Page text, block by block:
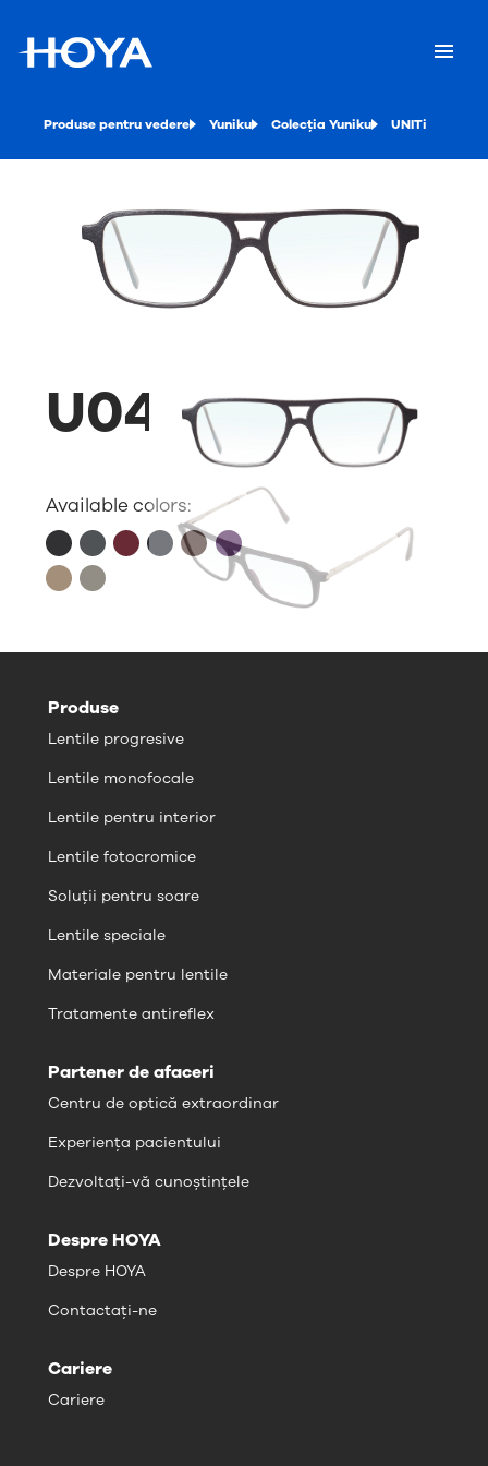
Produse pentru vedere Yuniku Colecția Yuniku UNITi
U04Y
Available colors:
Produse
Lentile progresive
Lentile monofocale
Lentile pentru interior
Lentile fotocromice
Soluții pentru soare
Lentile speciale
Materiale pentru lentile
Tratamente antireflex
Partener de afaceri
Centru de optică extraordinar
Experiența pacientului
Dezvoltați-vă cunoștințele
Despre HOYA
Despre HOYA
Contactați-ne
Cariere
Cariere